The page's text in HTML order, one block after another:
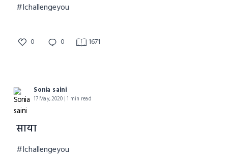
#Ichallengeyou
0 0 1671
Sonia saini
17 May, 2020 | 1 min read
साया
#Ichallengeyou